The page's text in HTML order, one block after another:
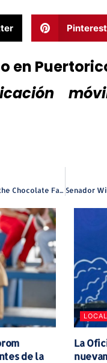
Pinterest
en
80 niños y jóvenes suben a escena en Charlie & the Chocolate Factory
de la
La